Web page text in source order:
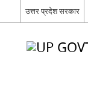
उत्तर प्रदेश सरकार